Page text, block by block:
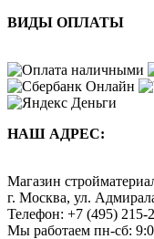
ВИДЫ ОПЛАТЫ
НАШ АДРЕС:
Магазин
г. Москва, ул.
Телефон: +7 (495) 215-
Мы работаем пн-сб: